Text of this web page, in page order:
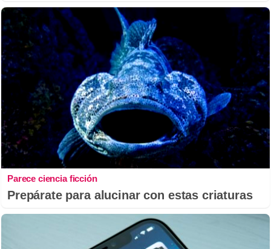
Parece ciencia ficción
Prepárate para alucinar con estas criaturas